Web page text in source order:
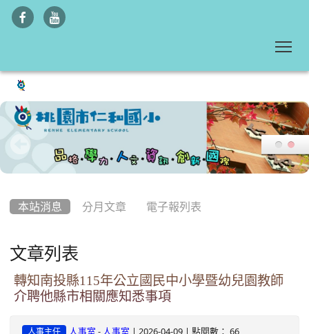
本站消息 分月文章 電子報列表
文章列表
轉知南投縣115年公立國民中小學暨幼兒園教師
介聘他縣市相關應知悉事項
人事主任 人事室 - 人事室 | 2026-04-09 | 點閱數： 66